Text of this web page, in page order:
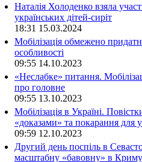
Наталія Холоденко взяла
українських дітей-сиріт
18:31 15.03.2024
Мобілізація обмежено
особливості
09:55 14.10.2023
«Неслабке» питання.
про головне
09:55 13.10.2023
Мобілізація в Україні.
«доказами» та покарання для
09:59 12.10.2023
Другий день поспіль в
масштабну «бавовну» в Криму